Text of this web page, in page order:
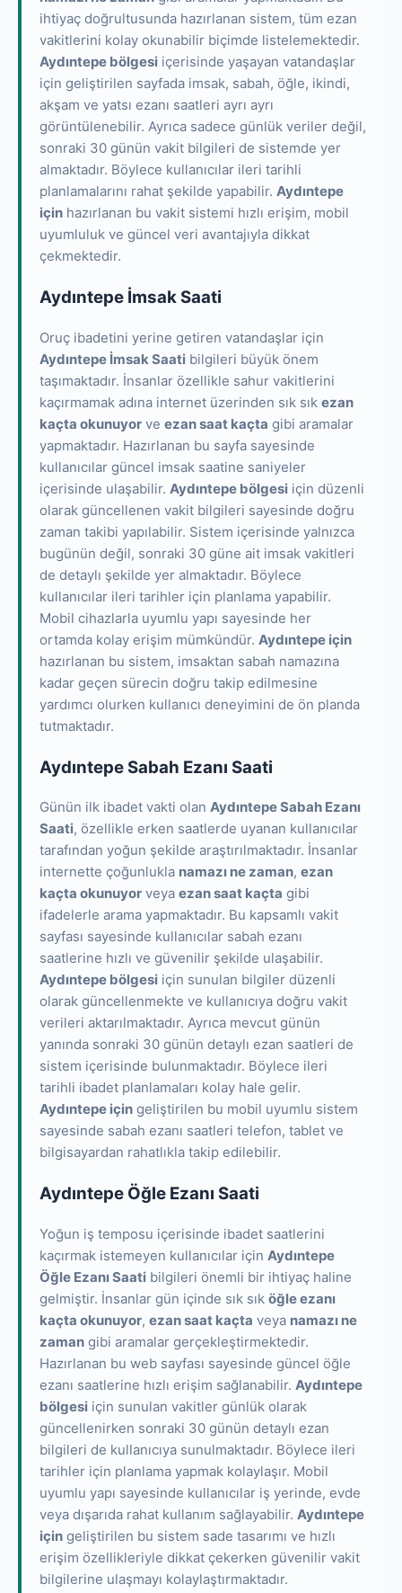
ihtiyaç doğrultusunda hazırlanan sistem, tüm ezan
vakitlerini kolay okunabilir biçimde listelemektedir.
Aydıntepe bölgesi içerisinde yaşayan vatandaşlar
için geliştirilen sayfada imsak, sabah, öğle, ikindi,
akşam ve yatsı ezanı saatleri ayrı ayrı
görüntülenebilir. Ayrıca sadece günlük veriler değil,
sonraki 30 günün vakit bilgileri de sistemde yer
almaktadır. Böylece kullanıcılar ileri tarihli
planlamalarını rahat şekilde yapabilir. Aydıntepe
için hazırlanan bu vakit sistemi hızlı erişim, mobil
uyumluluk ve güncel veri avantajıyla dikkat
çekmektedir.
Aydıntepe İmsak Saati
Oruç ibadetini yerine getiren vatandaşlar için
Aydıntepe İmsak Saati bilgileri büyük önem
taşımaktadır. İnsanlar özellikle sahur vakitlerini
kaçırmamak adına internet üzerinden sık sık ezan
kaçta okunuyor ve ezan saat kaçta gibi aramalar
yapmaktadır. Hazırlanan bu sayfa sayesinde
kullanıcılar güncel imsak saatine saniyeler
içerisinde ulaşabilir. Aydıntepe bölgesi için düzenli
olarak güncellenen vakit bilgileri sayesinde doğru
zaman takibi yapılabilir. Sistem içerisinde yalnızca
bugünün değil, sonraki 30 güne ait imsak vakitleri
de detaylı şekilde yer almaktadır. Böylece
kullanıcılar ileri tarihler için planlama yapabilir.
Mobil cihazlarla uyumlu yapı sayesinde her
ortamda kolay erişim mümkündür. Aydıntepe için
hazırlanan bu sistem, imsaktan sabah namazına
kadar geçen sürecin doğru takip edilmesine
yardımcı olurken kullanıcı deneyimini de ön planda
tutmaktadır.
Aydıntepe Sabah Ezanı Saati
Günün ilk ibadet vakti olan Aydıntepe Sabah Ezanı
Saati, özellikle erken saatlerde uyanan kullanıcılar
tarafından yoğun şekilde araştırılmaktadır. İnsanlar
internette çoğunlukla namazı ne zaman, ezan
kaçta okunuyor veya ezan saat kaçta gibi
ifadelerle arama yapmaktadır. Bu kapsamlı vakit
sayfası sayesinde kullanıcılar sabah ezanı
saatlerine hızlı ve güvenilir şekilde ulaşabilir.
Aydıntepe bölgesi için sunulan bilgiler düzenli
olarak güncellenmekte ve kullanıcıya doğru vakit
verileri aktarılmaktadır. Ayrıca mevcut günün
yanında sonraki 30 günün detaylı ezan saatleri de
sistem içerisinde bulunmaktadır. Böylece ileri
tarihli ibadet planlamaları kolay hale gelir.
Aydıntepe için geliştirilen bu mobil uyumlu sistem
sayesinde sabah ezanı saatleri telefon, tablet ve
bilgisayardan rahatlıkla takip edilebilir.
Aydıntepe Öğle Ezanı Saati
Yoğun iş temposu içerisinde ibadet saatlerini
kaçırmak istemeyen kullanıcılar için Aydıntepe
Öğle Ezanı Saati bilgileri önemli bir ihtiyaç haline
gelmiştir. İnsanlar gün içinde sık sık öğle ezanı
kaçta okunuyor, ezan saat kaçta veya namazı ne
zaman gibi aramalar gerçekleştirmektedir.
Hazırlanan bu web sayfası sayesinde güncel öğle
ezanı saatlerine hızlı erişim sağlanabilir. Aydıntepe
bölgesi için sunulan vakitler günlük olarak
güncellenirken sonraki 30 günün detaylı ezan
bilgileri de kullanıcıya sunulmaktadır. Böylece ileri
tarihler için planlama yapmak kolaylaşır. Mobil
uyumlu yapı sayesinde kullanıcılar iş yerinde, evde
veya dışarıda rahat kullanım sağlayabilir. Aydıntepe
için geliştirilen bu sistem sade tasarımı ve hızlı
erişim özellikleriyle dikkat çekerken güvenilir vakit
bilgilerine ulaşmayı kolaylaştırmaktadır.